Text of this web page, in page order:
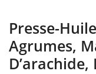
Presse-
Agrumes,